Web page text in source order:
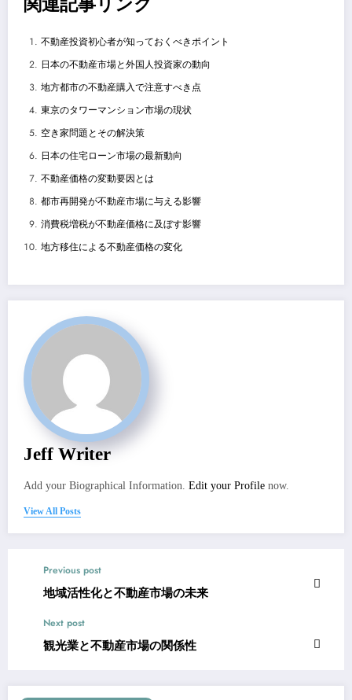
不動産投資初心者が知っておくべきポイント
日本の不動産市場と外国人投資家の動向
地方都市の不動産購入で注意すべき点
東京のタワーマンション市場の現状
空き家問題とその解決策
日本の住宅ローン市場の最新動向
不動産価格の変動要因とは
都市再開発が不動産市場に与える影響
消費税増税が不動産価格に及ぼす影響
地方移住による不動産価格の変化
Jeff Writer
Add your Biographical Information. Edit your Profile now.
View All Posts
Previous post
地域活性化と不動産市場の未来
Next post
観光業と不動産市場の関係性